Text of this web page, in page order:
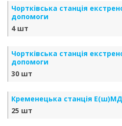
Чортківська станція
допомоги
4 шт
Чортківська станція
допомоги
30 шт
Кременецька станція Е(ш)МД
25 шт